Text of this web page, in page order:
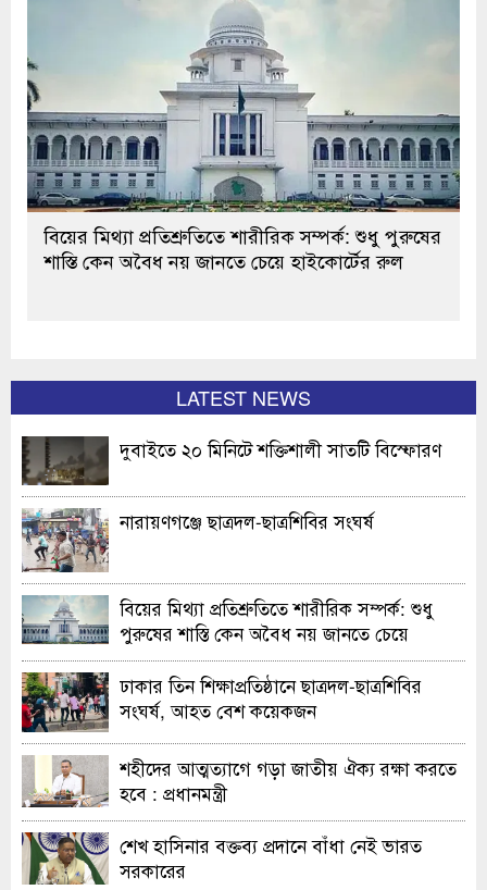
বিয়ের মিথ্যা প্রতিশ্রুতিতে শারীরিক সম্পর্ক: শুধু পুরুষের
শাস্তি কেন অবৈধ নয় জানতে চেয়ে হাইকোর্টের রুল
LATEST NEWS
দুবাইতে ২০ মিনিটে শক্তিশালী সাতটি বিস্ফোরণ
নারায়ণগঞ্জে ছাত্রদল-ছাত্রশিবির সংঘর্ষ
বিয়ের মিথ্যা প্রতিশ্রুতিতে শারীরিক সম্পর্ক: শুধু
পুরুষের শাস্তি কেন অবৈধ নয় জানতে চেয়ে
হাইকোর্টের রুল
ঢাকার তিন শিক্ষাপ্রতিষ্ঠানে ছাত্রদল-ছাত্রশিবির
সংঘর্ষ, আহত বেশ কয়েকজন
শহীদের আত্মত্যাগে গড়া জাতীয় ঐক্য রক্ষা করতে
হবে : প্রধানমন্ত্রী
শেখ হাসিনার বক্তব্য প্রদানে বাঁধা নেই ভারত
সরকারের